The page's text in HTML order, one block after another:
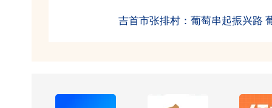
潭企逐光·民建赋能丨刘玥宏：从打工